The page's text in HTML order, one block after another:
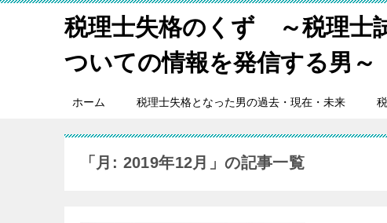
税理士失格のくず ～税理士
ついての情報を発信する男～
ホーム 税理士失格となった男の過去・現在・未来
「月: 2019年12月 」の記事一覧